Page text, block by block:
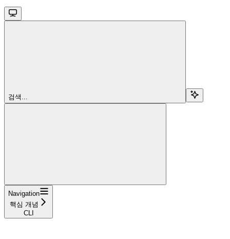
검색...
Navigation
핵심 개념
CLI